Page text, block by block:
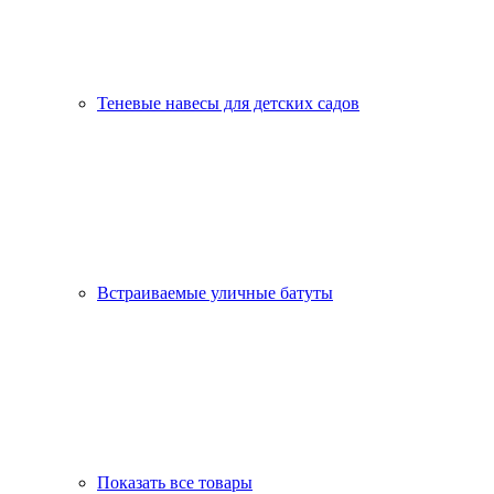
Теневые навесы для детских садов
Встраиваемые уличные батуты
Показать все товары